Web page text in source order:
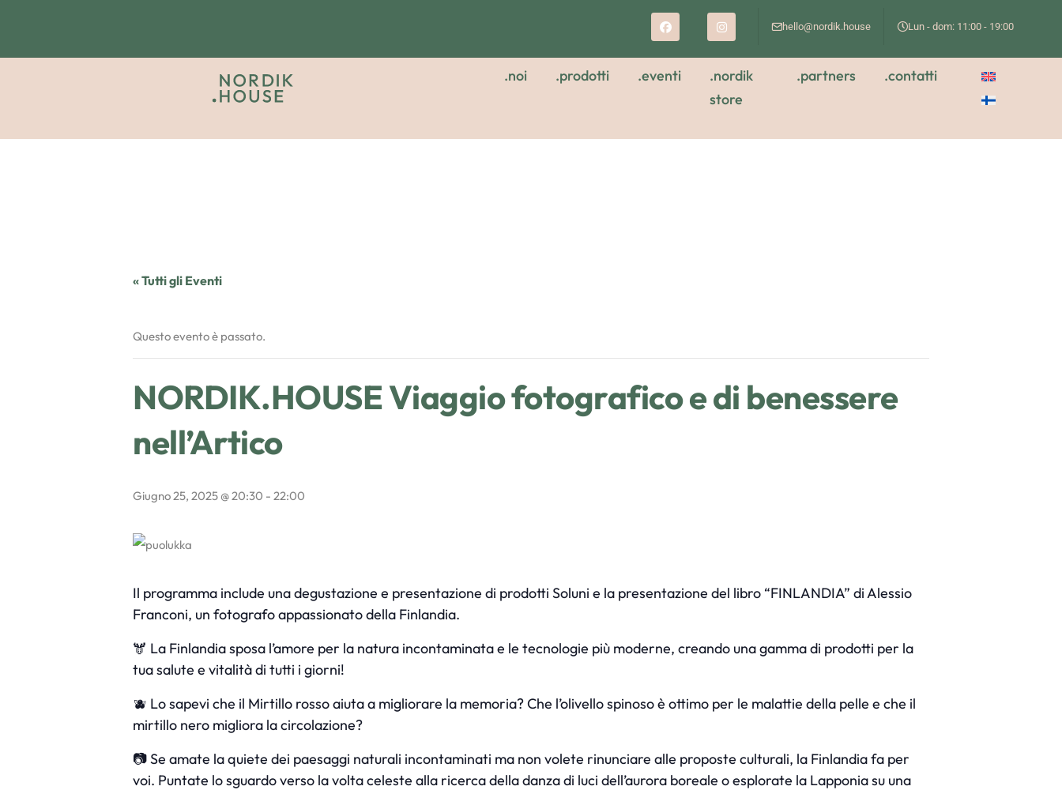
hello@nordik.house Lun - dom: 11:00 - 19:00
.noi .prodotti .eventi
.nordik
store
.partners .contatti
« Tutti gli Eventi
Questo evento è passato.
NORDIK.HOUSE Viaggio fotografico e di benessere
nell’Artico
Giugno 25, 2025 @ 20:30 - 22:00
Il programma include una degustazione e presentazione di prodotti Soluni e la presentazione del libro “FINLANDIA” di Alessio
Franconi, un fotografo appassionato della Finlandia.
🫎 La Finlandia sposa l’amore per la natura incontaminata e le tecnologie più moderne, creando una gamma di prodotti per la
tua salute e vitalità di tutti i giorni!
🫐 Lo sapevi che il Mirtillo rosso aiuta a migliorare la memoria? Che l’olivello spinoso è ottimo per le malattie della pelle e che il
mirtillo nero migliora la circolazione?
📷 Se amate la quiete dei paesaggi naturali incontaminati ma non volete rinunciare alle proposte culturali, la Finlandia fa per
voi. Puntate lo sguardo verso la volta celeste alla ricerca della danza di luci dell’aurora boreale o esplorate la Lapponia su una